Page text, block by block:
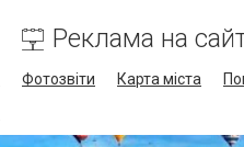
Реклама на
Фотозвіти Карта міста